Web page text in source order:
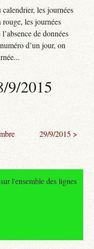
les journées
les journées
de données
d’un jour, on
9/2015
29/9/2015 >
l'ensemble des lignes